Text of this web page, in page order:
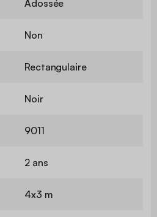
Adossée
Non
Rectangulaire
Noir
9011
2 ans
4x3 m